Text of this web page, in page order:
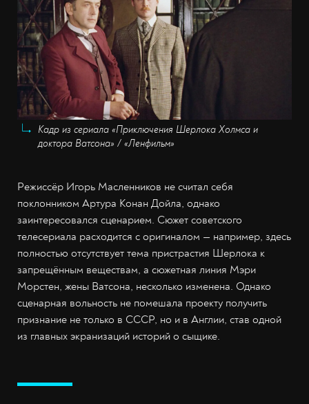
Кадр из сериала «Приключения Шерлока Холмса и
доктора Ватсона» / «Ленфильм»
Режиссёр Игорь Масленников не считал себя
поклонником Артура Конан Дойла, однако
заинтересовался сценарием. Сюжет советского
телесериала расходится с оригиналом — например, здесь
полностью отсутствует тема пристрастия Шерлока к
запрещëнным веществам, а сюжетная линия Мэри
Морстен, жены Ватсона, несколько изменена. Однако
сценарная вольность не помешала проекту получить
признание не только в СССР, но и в Англии, став одной
из главных экранизаций историй о сыщике.